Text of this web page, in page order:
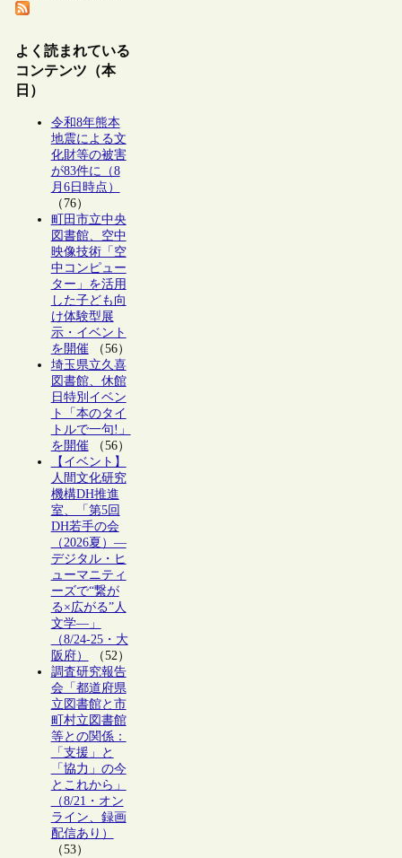
よく読まれている
コンテンツ（本
日）
令和8年熊本
地震による文
化財等の被害
が83件に（8
月6日時点）
（76）
町田市立中央
図書館、空中
映像技術「空
中コンピュー
ター」を活用
した子ども向
け体験型展
示・イベント
を開催（56）
埼玉県立久喜
図書館、休館
日特別イベン
ト「本のタイ
トルで一句!」
を開催（56）
【イベント】
人間文化研究
機構DH推進
室、「第5回
DH若手の会
（2026夏）―
デジタル・ヒ
ューマニティ
ーズで“繋が
る×広がる”人
文学―」
（8/24-25・大
阪府）
（52）
調査研究報告
会「都道府県
立図書館と市
町村立図書館
等との関係：
「支援」と
「協力」の今
とこれから」
（8/21・オン
ライン、録画
配信あり）
（53）